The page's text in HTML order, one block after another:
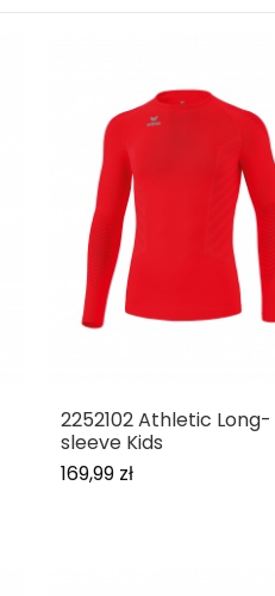
2252102 Athletic Long-
sleeve Kids
169,99 zł